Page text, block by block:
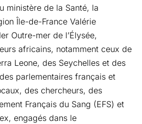
ministère de la Santé, la
Île-de-France Valérie
Outre-mer de l’Élysée,
africains, notamment ceux de
Leone, des Seychelles et des
parlementaires français et
des chercheurs, des
Français du Sang (EFS) et
engagés dans le